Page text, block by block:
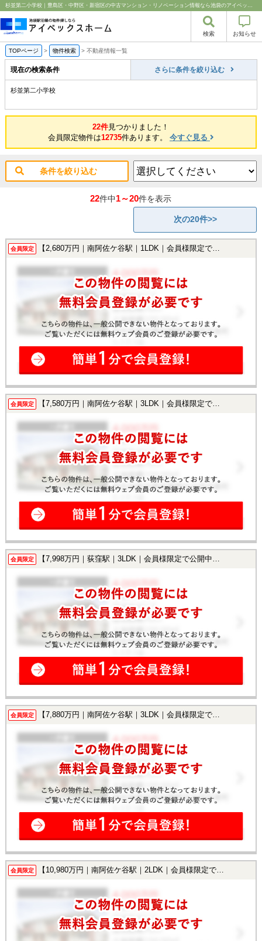
杉並第二小学校｜豊島区・中野区・新宿区の中古マンション・リノベーション情報なら池袋のアイベックスホーム！
検索 お知らせ
TOPページ > 物件検索 > 不動産情報一覧
現在の検索条件 さらに条件を絞り込む
杉並第二小学校
22件見つかりました！
会員限定物件は12735件あります。 今すぐ見る
条件を絞り込む
22件中1～20件を表示
次の20件>>
会員限定 【2,680万円｜南阿佐ケ谷駅｜1LDK｜会員様限定で公開中！】
会員限定 【7,580万円｜南阿佐ケ谷駅｜3LDK｜会員様限定で公開中！】
会員限定 【7,998万円｜荻窪駅｜3LDK｜会員様限定で公開中！】
会員限定 【7,880万円｜南阿佐ケ谷駅｜3LDK｜会員様限定で公開中！】
会員限定 【10,980万円｜南阿佐ケ谷駅｜2LDK｜会員様限定で公開中！】